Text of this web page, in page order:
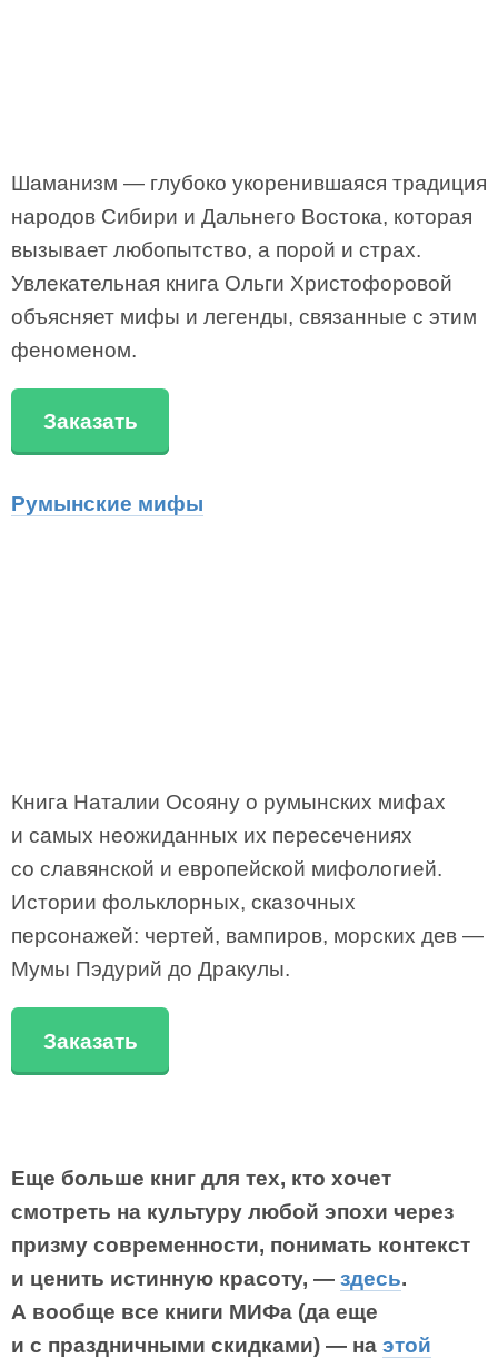
Шаманизм — глубоко укоренившаяся традиция
народов Сибири и Дальнего Востока, которая
вызывает любопытство, а порой и страх.
Увлекательная книга Ольги Христофоровой
объясняет мифы и легенды, связанные с этим
феноменом.
Заказать
Румынские мифы
Книга Наталии Осояну о румынских мифах
и самых неожиданных их пересечениях
со славянской и европейской мифологией.
Истории фольклорных, сказочных
персонажей: чертей, вампиров, морских дев —
Мумы Пэдурий до Дракулы.
Заказать
Еще больше книг для тех, кто хочет
смотреть на культуру любой эпохи через
призму современности, понимать контекст
и ценить истинную красоту, — здесь.
А вообще все книги МИФа (да еще
и с праздничными скидками) — на этой